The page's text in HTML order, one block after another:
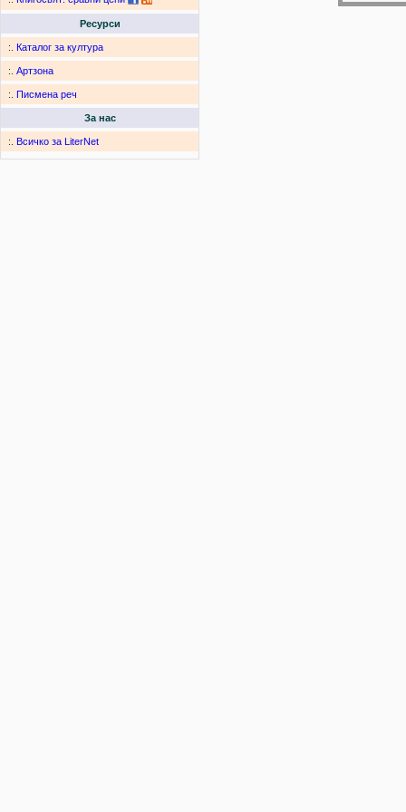
Ресурси
:. Каталог за култура
:. Артзона
:. Писмена реч
За нас
:. Всичко за LiterNet